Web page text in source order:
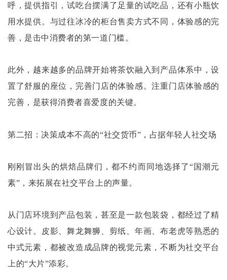
呼，提供指引，试吃台摆满了足量的试吃品，还有小瓶饮
用水提供。与过往冰冷的柜台售卖方式不同，体验感的完
善，是击中消费者的第一道门槛。
此外，越来越多的品牌开始将茶饮融入到产品体系中，设
置了舒服的座位，完善门店的体验感。注重门店体验感的
完善，是获得消费者喜爱度的关键。
第二招：决策成本不高的“社交货币”，占据年轻人社交场
刚刚冒出头的烘焙品牌们，都不约而同地选择了“国潮元
素”，来拓展在社交平台上的声量。
从门店环境到产品包装，甚至是一款包装袋，都经过了精
心设计。皮影、舞龙舞狮、剪纸、年画、布老虎等熟悉的
中式元素，都被改造成品牌的视觉元素，不断为社交平台
上的“大片”添彩。